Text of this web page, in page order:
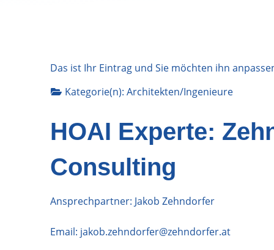
Das ist Ihr Eintrag und Sie möchten ihn
Kategorie(n): Architekten/Ingenieure
HOAI Experte:
Consulting
Ansprechpartner: Jakob Zehndorfer
Email: jakob.zehndorfer@zehndorfer.at